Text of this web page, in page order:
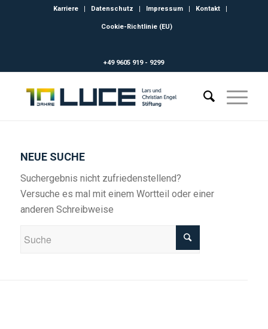
Karriere Datenschutz Impressum Kontakt
Cookie-Richtlinie (EU)
+49 9605 919 - 9299
NEUE SUCHE
Suchergebnis nicht zufriedenstellend?
Versuche es mal mit einem Wortteil oder einer
anderen Schreibweise